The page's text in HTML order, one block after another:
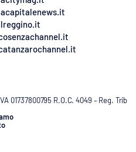
01737800795 R.O.C. 4049 – Reg. Trib